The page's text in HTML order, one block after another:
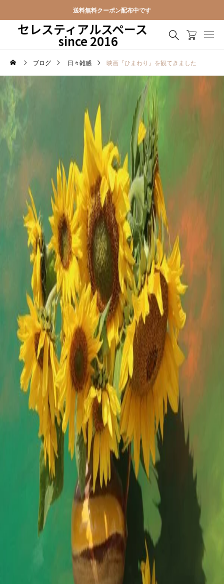
送料無料クーポン配布中です
セレスティアルスペース
since 2016
ブログ 日々雑感 映画『ひまわり』を観てきました